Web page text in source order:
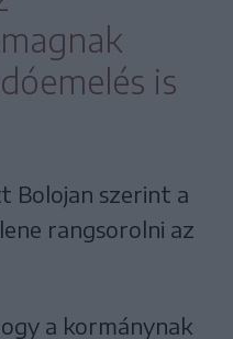
is
Bolojan szerint a
rangsorolni az
a kormánynak